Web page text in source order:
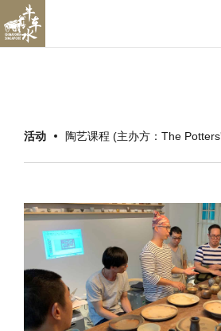
活动 陶艺课程 (主办方：The